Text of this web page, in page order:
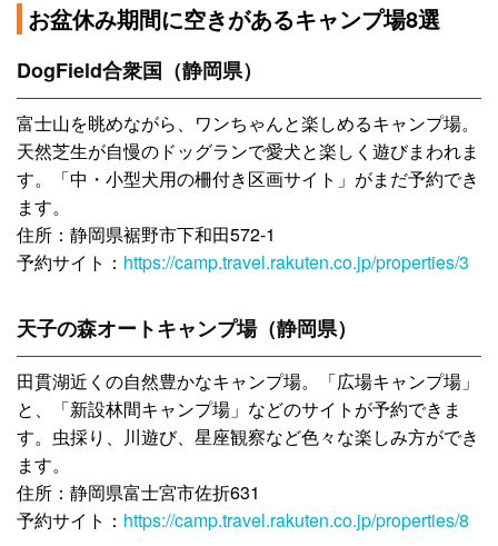
お盆休み期間に空きがあるキャンプ場8選
DogField合衆国（静岡県）
富士山を眺めながら、ワンちゃんと楽しめるキャンプ場。
天然芝生が自慢のドッグランで愛犬と楽しく遊びまわれま
す。「中・小型犬用の柵付き区画サイト」がまだ予約でき
ます。
住所：静岡県裾野市下和田572-1
予約サイト： https://camp.travel.rakuten.co.jp/properties/3
天子の森オートキャンプ場（静岡県）
田貫湖近くの自然豊かなキャンプ場。「広場キャンプ場」
と、「新設林間キャンプ場」などのサイトが予約できま
す。虫採り、川遊び、星座観察など色々な楽しみ方ができ
ます。
住所：静岡県富士宮市佐折631
予約サイト： https://camp.travel.rakuten.co.jp/properties/8